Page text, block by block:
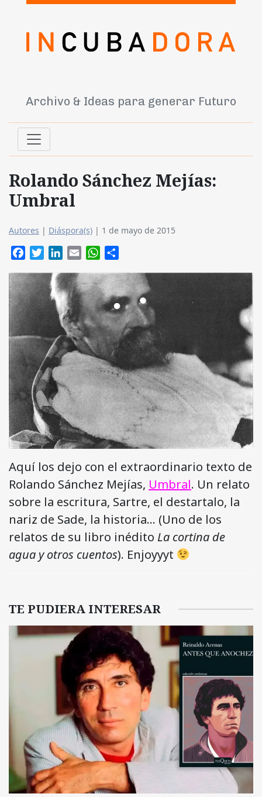
Archivo & Ideas para generar Futuro
Rolando Sánchez Mejías:
Umbral
Autores | Diáspora(s) | 1 de mayo de 2015
FacebookTwitterLinkedIn
Email WhatsApp
Aquí los dejo con el extraordinario texto de
Rolando Sánchez Mejías, Umbral. Un relato
sobre la escritura, Sartre, el destartalo, la
nariz de Sade, la historia… (Uno de los
relatos de su libro inédito La cortina de
agua y otros cuentos). Enjoyyyt
TE PUDIERA INTERESAR